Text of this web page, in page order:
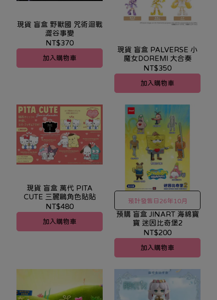
現貨 盲盒 野獸國 咒術迴戰
澀谷事變
NT$370
加入購物車
現貨 盲盒 PALVERSE 小
魔女DOREMI 大合奏
NT$350
加入購物車
現貨 盲盒 萬代 PITA
CUTE 三麗鷗角色貼貼
NT$480
加入購物車
預計發售日26年10月
預購 盲盒 JINART 海綿寶
寶 迷因比奇堡2
NT$200
加入購物車